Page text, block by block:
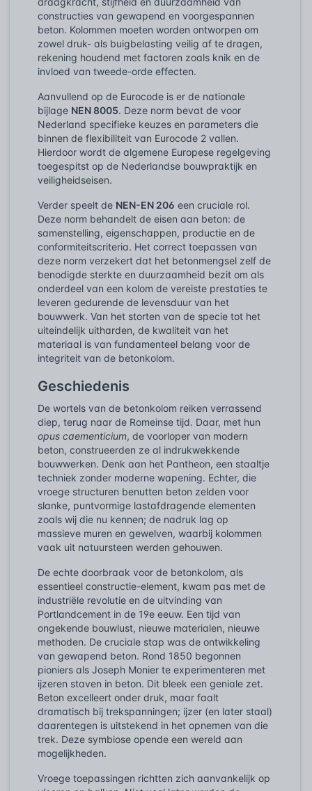
constructies van gewapend en voorgespannen
beton. Kolommen moeten worden ontworpen om
zowel druk- als buigbelasting veilig af te dragen,
rekening houdend met factoren zoals knik en de
invloed van tweede-orde effecten.
Aanvullend op de Eurocode is er de nationale
bijlage NEN 8005. Deze norm bevat de voor
Nederland specifieke keuzes en parameters die
binnen de flexibiliteit van Eurocode 2 vallen.
Hierdoor wordt de algemene Europese regelgeving
toegespitst op de Nederlandse bouwpraktijk en
veiligheidseisen.
Verder speelt de NEN-EN 206 een cruciale rol.
Deze norm behandelt de eisen aan beton: de
samenstelling, eigenschappen, productie en de
conformiteitscriteria. Het correct toepassen van
deze norm verzekert dat het betonmengsel zelf de
benodigde sterkte en duurzaamheid bezit om als
onderdeel van een kolom de vereiste prestaties te
leveren gedurende de levensduur van het
bouwwerk. Van het storten van de specie tot het
uiteindelijk uitharden, de kwaliteit van het
materiaal is van fundamenteel belang voor de
integriteit van de betonkolom.
Geschiedenis
De wortels van de betonkolom reiken verrassend
diep, terug naar de Romeinse tijd. Daar, met hun
opus caementicium, de voorloper van modern
beton, construeerden ze al indrukwekkende
bouwwerken. Denk aan het Pantheon, een staaltje
techniek zonder moderne wapening. Echter, die
vroege structuren benutten beton zelden voor
slanke, puntvormige lastafdragende elementen
zoals wij die nu kennen; de nadruk lag op
massieve muren en gewelven, waarbij kolommen
vaak uit natuursteen werden gehouwen.
De echte doorbraak voor de betonkolom, als
essentieel constructie-element, kwam pas met de
industriële revolutie en de uitvinding van
Portlandcement in de 19e eeuw. Een tijd van
ongekende bouwlust, nieuwe materialen, nieuwe
methoden. De cruciale stap was de ontwikkeling
van gewapend beton. Rond 1850 begonnen
pioniers als Joseph Monier te experimenteren met
ijzeren staven in beton. Dit bleek een geniale zet.
Beton excelleert onder druk, maar faalt
dramatisch bij trekspanningen; ijzer (en later staal)
daarentegen is uitstekend in het opnemen van die
trek. Deze symbiose opende een wereld aan
mogelijkheden.
Vroege toepassingen richtten zich aanvankelijk op